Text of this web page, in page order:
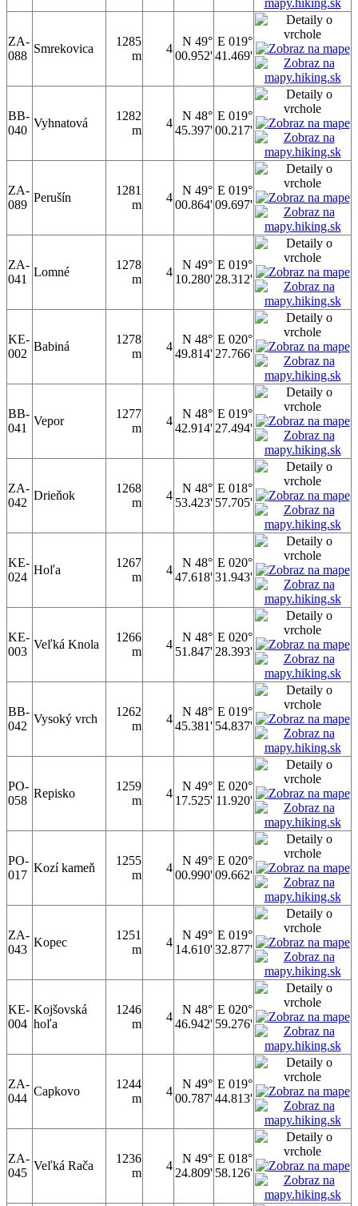
ZA-
088
Smrekovica
1285
m
4
N 49°
00.952'
E 019°
41.469'
BB-
040
Vyhnatová
1282
m
4
N 48°
45.397'
E 019°
00.217'
ZA-
089
Perušín
1281
m
4
N 49°
00.864'
E 019°
09.697'
ZA-
041
Lomné
1278
m
4
N 49°
10.280'
E 019°
28.312'
KE-
002
Babiná
1278
m
4
N 48°
49.814'
E 020°
27.766'
BB-
041
Vepor
1277
m
4
N 48°
42.914'
E 019°
27.494'
ZA-
042
Drieňok
1268
m
4
N 48°
53.423'
E 018°
57.705'
KE-
024
Hoľa
1267
m
4
N 48°
47.618'
E 020°
31.943'
KE-
003
Veľká Knola
1266
m
4
N 48°
51.847'
E 020°
28.393'
BB-
042
Vysoký vrch
1262
m
4
N 48°
45.381'
E 019°
54.837'
PO-
058
Repisko
1259
m
4
N 49°
17.525'
E 020°
11.920'
PO-
017
Kozí kameň
1255
m
4
N 49°
00.990'
E 020°
09.662'
ZA-
043
Kopec
1251
m
4
N 49°
14.610'
E 019°
32.877'
KE-
004
Kojšovská
hoľa
1246
m
4
N 48°
46.942'
E 020°
59.276'
ZA-
044
Capkovo
1244
m
4
N 49°
00.787'
E 019°
44.813'
ZA-
045
Veľká Rača
1236
m
4
N 49°
24.809'
E 018°
58.126'